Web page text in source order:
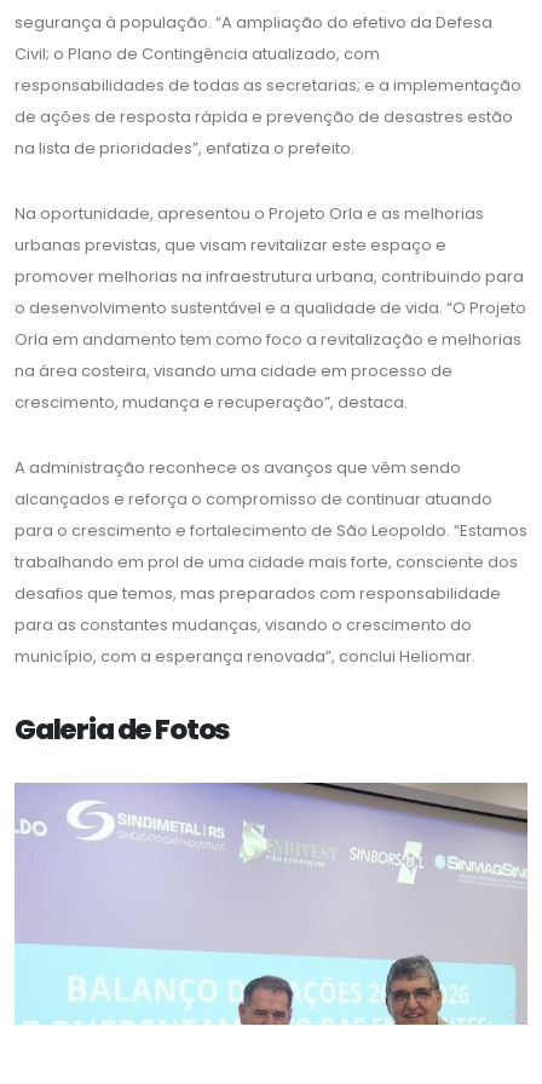
segurança à população. “A ampliação do efetivo da Defesa
Civil; o Plano de Contingência atualizado, com
responsabilidades de todas as secretarias; e a implementação
de ações de resposta rápida e prevenção de desastres estão
na lista de prioridades”, enfatiza o prefeito.
Na oportunidade, apresentou o Projeto Orla e as melhorias
urbanas previstas, que visam revitalizar este espaço e
promover melhorias na infraestrutura urbana, contribuindo para
o desenvolvimento sustentável e a qualidade de vida. “O Projeto
Orla em andamento tem como foco a revitalização e melhorias
na área costeira, visando uma cidade em processo de
crescimento, mudança e recuperação”, destaca.
A administração reconhece os avanços que vêm sendo
alcançados e reforça o compromisso de continuar atuando
para o crescimento e fortalecimento de São Leopoldo. “Estamos
trabalhando em prol de uma cidade mais forte, consciente dos
desafios que temos, mas preparados com responsabilidade
para as constantes mudanças, visando o crescimento do
município, com a esperança renovada”, conclui Heliomar.
Galeria de Fotos